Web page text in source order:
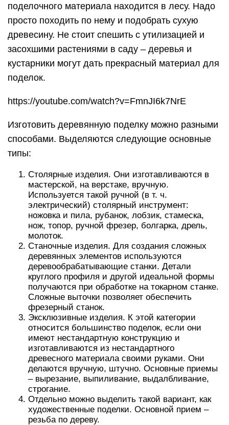
поделочного материала находится в лесу. Надо
просто походить по нему и подобрать сухую
древесину. Не стоит спешить с утилизацией и
засохшими растениями в саду – деревья и
кустарники могут дать прекрасный материал для
поделок.
https://youtube.com/watch?v=FmnJI6k7NrE
Изготовить деревянную поделку можно разными
способами. Выделяются следующие основные
типы:
Столярные изделия. Они изготавливаются в
мастерской, на верстаке, вручную.
Используется такой ручной (в т. ч.
электрический) столярный инструмент:
ножовка и пила, рубанок, лобзик, стамеска,
нож, топор, ручной фрезер, болгарка, дрель,
молоток.
Станочные изделия. Для создания сложных
деревянных элементов используются
деревообрабатывающие станки. Детали
круглого профиля и другой идеальной формы
получаются при обработке на токарном станке.
Сложные выточки позволяет обеспечить
фрезерный станок.
Эксклюзивные изделия. К этой категории
относится большинство поделок, если они
имеют нестандартную конструкцию и
изготавливаются из нестандартного
древесного материала своими руками. Они
делаются вручную, штучно. Основные приемы
– вырезание, выпиливание, выдалбливание,
строгание.
Отдельно можно выделить такой вариант, как
художественные поделки. Основной прием –
резьба по дереву.